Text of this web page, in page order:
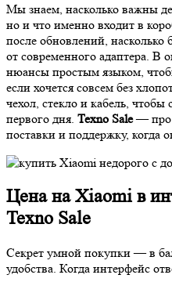
Мы знаем, насколько важны
но и что именно входит в
после обновлений, насколько
от современного адаптера. В
нюансы простым языком,
если хочется совсем без
чехол, стекло и кабель,
первого дня. Texno Sale— про
поставки и поддержку, когда
Цена на Xiaomi в
Texno Sale
Секрет умной покупки — в
удобства. Когда интерфейс